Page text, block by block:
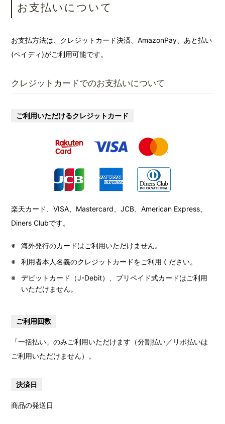
お支払いについて
お支払方法は、クレジットカード決済、AmazonPay、あと払い
(ペイディ)がご利用可能です。
クレジットカードでのお支払いについて
ご利用いただけるクレジットカード
楽天カード、VISA、Mastercard、JCB、American Express、
Diners Clubです。
海外発行のカードはご利用いただけません。
利用者本人名義のクレジットカードをご利用ください。
デビットカード（J-Debit）、プリペイド式カードはご利用
いただけません。
ご利用回数
「一括払い」のみご利用いただけます（分割払い／リボ払いは
ご利用いただけません）。
決済日
商品の発送日